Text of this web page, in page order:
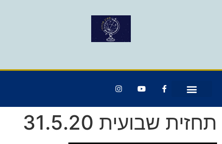
תחזית שבועית 31.5.20